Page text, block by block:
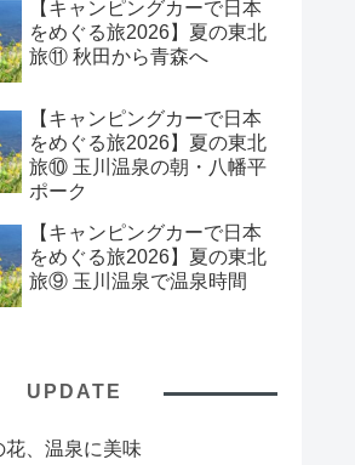
【キャンピングカーで日本
をめぐる旅2026】夏の東北
旅⑪ 秋田から青森へ
【キャンピングカーで日本
をめぐる旅2026】夏の東北
旅⑩ 玉川温泉の朝・八幡平
ポーク
【キャンピングカーで日本
をめぐる旅2026】夏の東北
旅⑨ 玉川温泉で温泉時間
UPDATE
、温泉に美味